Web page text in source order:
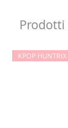
KPOP HUNTRIX